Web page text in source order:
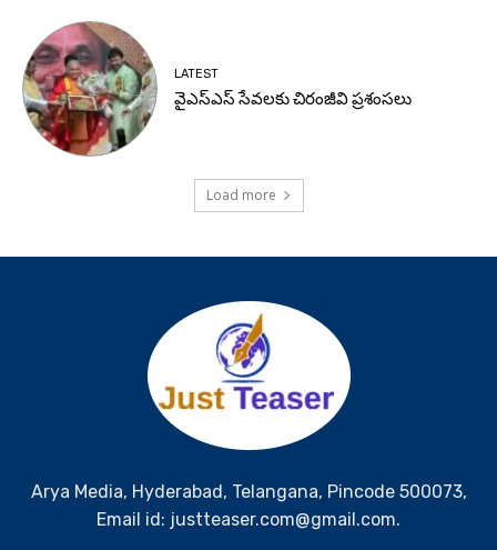
LATEST
వైఎస్ఎస్ సేవలకు చిరంజీవి ప్రశంసలు
Load more
Arya Media, Hyderabad, Telangana, Pincode 500073,
Email id: justteaser.com@gmail.com.